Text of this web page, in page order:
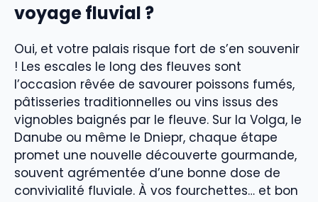
voyage fluvial ?
Oui, et votre palais risque fort de s’en souvenir
! Les escales le long des fleuves sont
l’occasion rêvée de savourer poissons fumés,
pâtisseries traditionnelles ou vins issus des
vignobles baignés par le fleuve. Sur la Volga, le
Danube ou même le Dniepr, chaque étape
promet une nouvelle découverte gourmande,
souvent agrémentée d’une bonne dose de
convivialité fluviale. À vos fourchettes… et bon